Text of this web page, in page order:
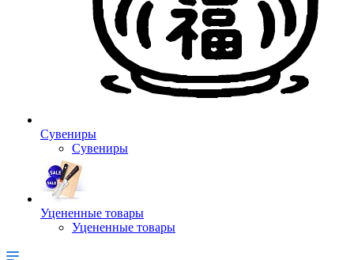
Сувениры
Сувениры
Уцененные товары
Уцененные товары